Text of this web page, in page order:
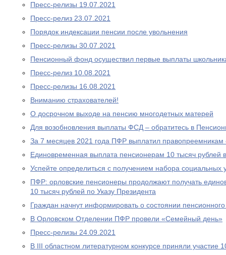
Пресс-релизы 19.07.2021
Пресс-релиз 23.07.2021
Порядок индексации пенсии после увольнения
Пресс-релизы 30.07.2021
Пенсионный фонд осуществил первые выплаты
Пресс-релиз 10.08.2021
Пресс-релизы 16.08.2021
Вниманию страхователей!
О досрочном выходе на пенсию многодетных матерей
Для возобновления выплаты ФСД – обратитесь в
За 7 месяцев 2021 года ПФР выплатил
Единовременная выплата пенсионерам 10 тысяч рублей
Успейте определиться с получением набора социальных
ПФР: орловские пенсионеры продолжают получать
10 тысяч рублей по Указу Президента
Граждан начнут информировать о состоянии
В Орловском Отделении ПФР провели «Семейный день»
Пресс-релизы 24.09.2021
В III областном литературном конкурсе приняли участие